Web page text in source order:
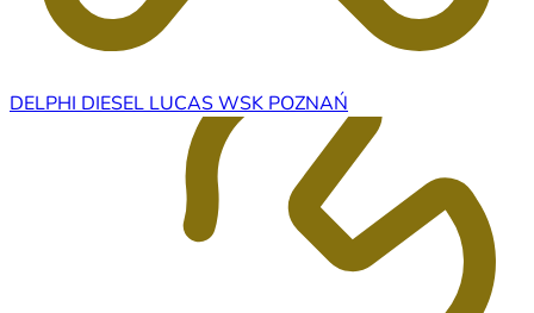
DELPHI DIESEL LUCAS WSK POZNAŃ